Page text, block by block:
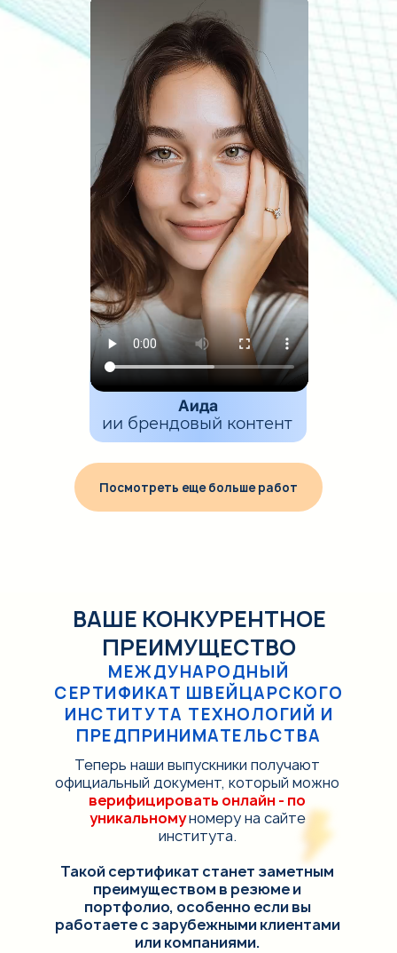
ии брендовый контент
Аида
Посмотреть еще больше работ
МЕЖДУНАРОДНЫЙ
СЕРТИФИКАТ ШВЕЙЦАРСКОГО
ИНСТИТУТА ТЕХНОЛОГИЙ И
ПРЕДПРИНИМАТЕЛЬСТВА
ВАШЕ КОНКУРЕНТНОЕ
ПРЕИМУЩЕСТВО
Теперь наши выпускники получают
официальный документ, который можно
верифицировать онлайн - по
уникальномуномеру на сайте
института.
Такой сертификат станет заметным
преимуществом в резюме и
портфолио, особенно если вы
работаете с зарубежными клиентами
или компаниями.